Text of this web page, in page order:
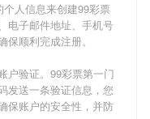
人信息来创建99彩票
电子邮件地址、手机号
顺利完成注册。
验证。 99彩票第一门
发送一条验证信息，您
保账户的安全性，并防